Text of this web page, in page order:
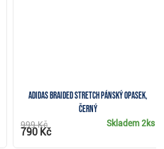
Adidas Braided Stretch pánský opasek,
černý
Skladem2ks
999 Kč
790 Kč